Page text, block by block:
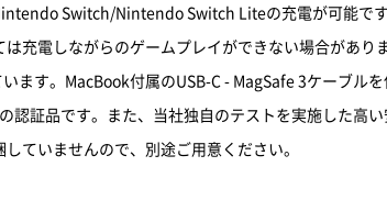
Switch/Nintendo Switch Liteの充電が可能です
充電しながらのゲームプレイができない場合がありま
ます。MacBook付属のUSB-C - MagSafe 3ケーブル
認証品です。また、当社独自のテストを実施した高い
ていませんので、別途ご用意ください。